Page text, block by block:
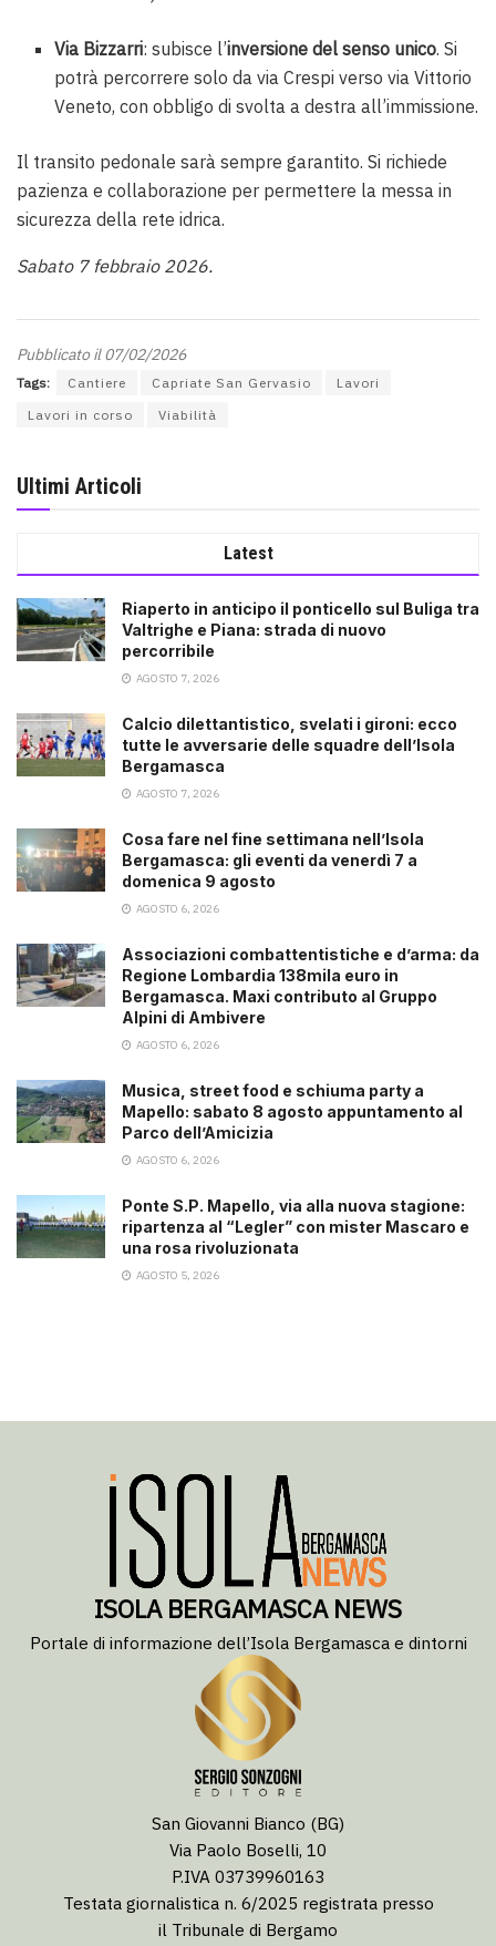
Via Bizzarri: subisce l’inversione del senso unico. Si
potrà percorrere solo da via Crespi verso via Vittorio
Veneto, con obbligo di svolta a destra all’immissione.
Il transito pedonale sarà sempre garantito. Si richiede
pazienza e collaborazione per permettere la messa in
sicurezza della rete idrica.
Sabato 7 febbraio 2026.
Pubblicato il 07/02/2026
Tags: Cantiere Capriate San Gervasio
Lavori
Lavori in corso
Viabilità
Ultimi Articoli
Latest
Riaperto in anticipo il ponticello sul Buliga tra
Valtrighe e Piana: strada di nuovo
percorribile
AGOSTO 7, 2026
Calcio dilettantistico, svelati i gironi: ecco
tutte le avversarie delle squadre dell’Isola
Bergamasca
AGOSTO 7, 2026
Cosa fare nel fine settimana nell’Isola
Bergamasca: gli eventi da venerdì 7 a
domenica 9 agosto
AGOSTO 6, 2026
Associazioni combattentistiche e d’arma: da
Regione Lombardia 138mila euro in
Bergamasca. Maxi contributo al Gruppo
Alpini di Ambivere
AGOSTO 6, 2026
Musica, street food e schiuma party a
Mapello: sabato 8 agosto appuntamento al
Parco dell’Amicizia
AGOSTO 6, 2026
Ponte S.P. Mapello, via alla nuova stagione:
ripartenza al “Legler” con mister Mascaro e
una rosa rivoluzionata
AGOSTO 5, 2026
ISOLA BERGAMASCA NEWS
Portale di informazione dell’Isola Bergamasca e dintorni
San Giovanni Bianco (BG)
Via Paolo Boselli, 10
P.IVA 03739960163
Testata giornalistica n. 6/2025 registrata presso
il Tribunale di Bergamo